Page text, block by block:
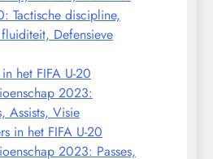
Tactische discipline,
Defensieve
het FIFA U-20
2023:
Assists, Visie
in het FIFA U-20
2023: Passes,